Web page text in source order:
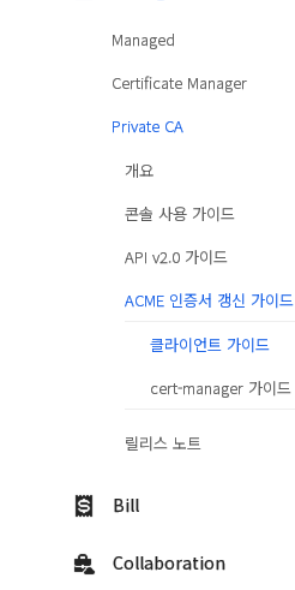
Managed
Certificate Manager
Private CA
개요
콘솔 사용 가이드
API v2.0 가이드
ACME 인증서 갱신 가이드
클라이언트 가이드
cert-manager 가이드
릴리스 노트
Bill
Collaboration